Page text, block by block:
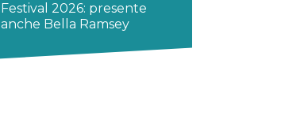
Festival 2026: presente
anche Bella Ramsey